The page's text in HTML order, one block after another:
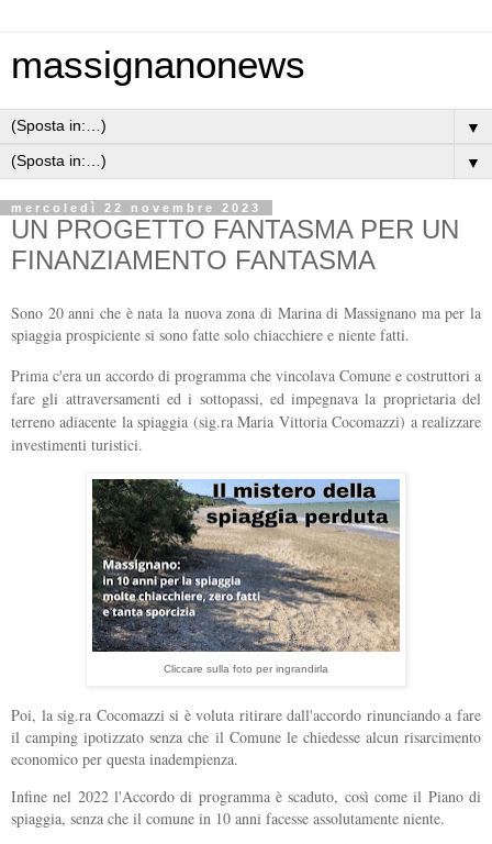
massignanonews
▼
▼
mercoledì 22 novembre 2023
UN PROGETTO FANTASMA PER UN
FINANZIAMENTO FANTASMA
Sono 20 anni che è nata la nuova zona di Marina di Massignano ma per la
spiaggia prospiciente si sono fatte solo chiacchiere e niente fatti.
Prima c'era un accordo di programma che vincolava Comune e costruttori a
fare gli attraversamenti ed i sottopassi, ed impegnava la proprietaria del
terreno adiacente la spiaggia (sig.ra Maria Vittoria Cocomazzi) a realizzare
investimenti turistici.
Cliccare sulla foto per ingrandirla
Poi, la sig.ra Cocomazzi si è voluta ritirare dall'accordo rinunciando a fare
il camping ipotizzato senza che il Comune le chiedesse alcun risarcimento
economico per questa inadempienza.
Infine nel 2022 l'Accordo di programma è scaduto, così come il Piano di
spiaggia, senza che il comune in 10 anni facesse assolutamente niente.